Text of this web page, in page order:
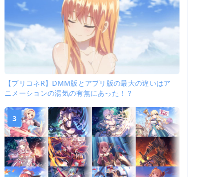
【プリコネR】DMM版とアプリ版の最大の違いはア
ニメーションの湯気の有無にあった！？
3